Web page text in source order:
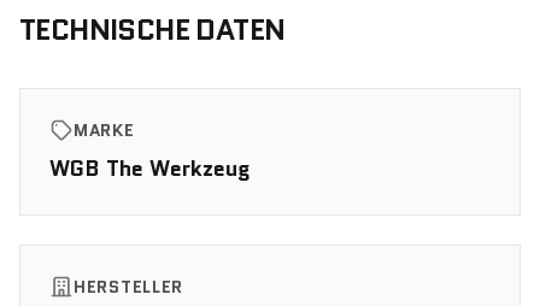
TECHNISCHE DATEN
MARKE
WGB The Werkzeug
HERSTELLER